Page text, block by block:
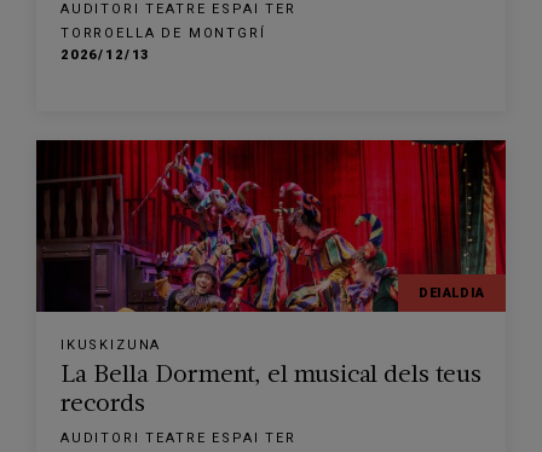
AUDITORI TEATRE ESPAI TER
TORROELLA DE MONTGRÍ
2026/12/13
DEIALDIA
IKUSKIZUNA
La Bella Dorment, el musical dels teus
records
AUDITORI TEATRE ESPAI TER